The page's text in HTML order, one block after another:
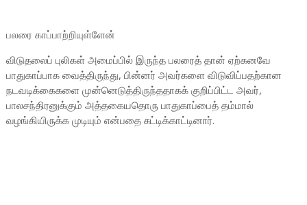
பலரை காப்பாற்றியுள்ளேன்
விடுதலைப் புலிகள் அமைப்பில் இருந்த பலரைத் தான் ஏற்கனவே
பாதுகாப்பாக வைத்திருந்து, பின்னர் அவர்களை விடுவிப்பதற்கான
நடவடிக்கைகளை முன்னெடுத்திருந்ததாகக் குறிப்பிட்ட அவர்,
பாலசந்திரனுக்கும் அத்தகையதொரு பாதுகாப்பைத் தம்மால்
வழங்கியிருக்க முடியும் என்பதை சுட்டிக்காட்டினார்.